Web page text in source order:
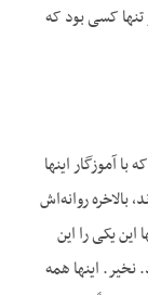
کسی بود که
آموزگار اینها
بالاخره روانه‌اش
یکی را این
نخیر. اینها همه